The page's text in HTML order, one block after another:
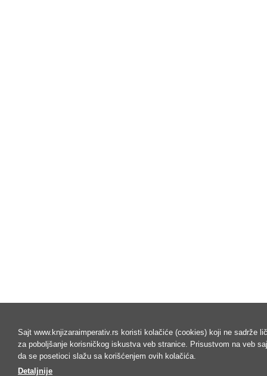
Sajt www.knjizaraimperativ.rs koristi kolačiće (cookies) koji ne sadrže
za poboljšanje korisničkog iskustva veb stranice. Prisustvom na veb
da se posetioci slažu sa korišćenjem ovih kolačića.
Detaljnije